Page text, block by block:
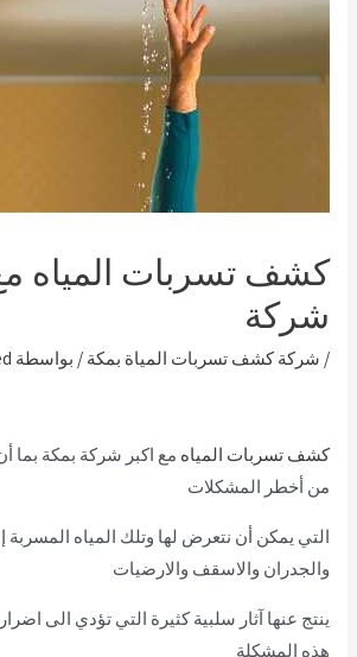
كشف تسربات المياه
شركة
/ شركة كشف تسربات المياة بمكة / بواسطة
كشف تسربات المياه مع اكبر شركة بمكة بما
من أخطر المشكلات
التي يمكن أن نتعرض لها وتلك المياه المسربة
والجدران والاسقف والارضيات
ينتج عنها آثار سلبية كثيرة التي تؤدي الى
هذه المشكلة